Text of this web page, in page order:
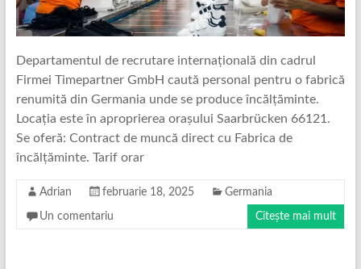
Departamentul de recrutare internațională din cadrul
Firmei Timepartner GmbH caută personal pentru o fabrică
renumită din Germania unde se produce încălțăminte.
Locația este în aproprierea orașului Saarbrücken 66121.
Se oferă: Contract de muncă direct cu Fabrica de
încălțăminte. Tarif orar
Adrian februarie 18, 2025 Germania
Un comentariu Citește mai mult